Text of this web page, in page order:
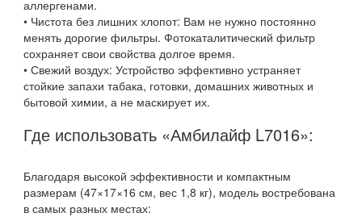
аллергенами.
• Чистота без лишних хлопот: Вам не нужно постоянно
менять дорогие фильтры. Фотокаталитический фильтр
сохраняет свои свойства долгое время.
• Свежий воздух: Устройство эффективно устраняет
стойкие запахи табака, готовки, домашних животных и
бытовой химии, а не маскирует их.
Где использовать «Амбилайф L7016»:
Благодаря высокой эффективности и компактным
размерам (47×17×16 см, вес 1,8 кг), модель востребована
в самых разных местах: